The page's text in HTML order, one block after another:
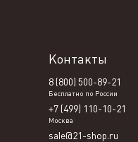
Контакты
8 (800) 500-89-21
Бесплатно по России
+7 (499) 110-10-21
Москва
sale@21-shop.ru